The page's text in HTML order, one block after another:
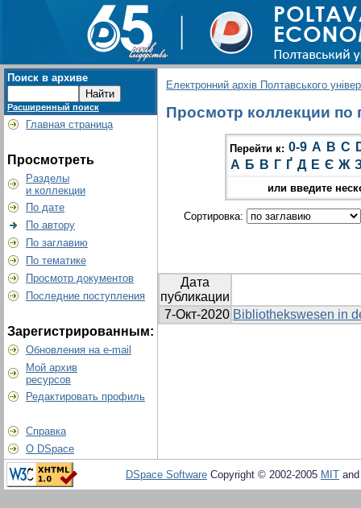
Поиск в архиве
Расширенный поиск
Главная страница
Просмотреть
Разделы
и коллекции
По дате
По автору
По заглавию
По тематике
Просмотр документов
Последние поступления
Зарегистрированным:
Обновления на e-mail
Мой архив
ресурсов
Редактировать профиль
Справка
О DSpace
Електронний архів Полтавського
Просмотр коллекции по
Перейти к: 0-9 A B C
А Б В Г Ґ Д Е Є Ж
или введите
Сортировка:
Дата
публикации
7-Окт-2020 Bibliothekswesen in
DSpace Software Copyright © 2002-2005 MIT